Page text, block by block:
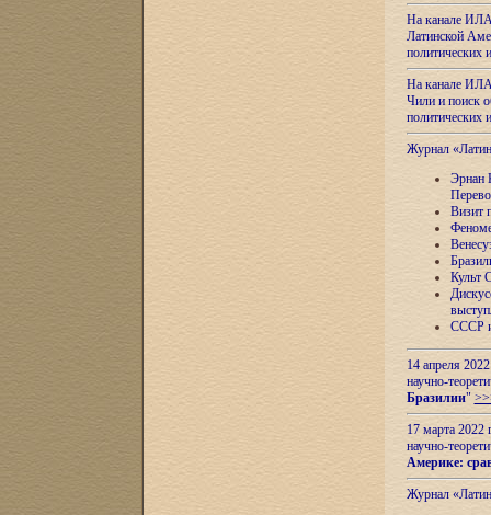
На канале
Латинской
На канале
Чили и поиск
Журнал
Эрнан
Визит
Культ
СССР и
14 апреля
научно-
Бразилии"
17 марта 2022
научно-
Америке:
Журнал